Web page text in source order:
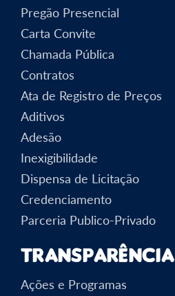
Pregão Presencial
Carta Convite
Chamada Pública
Contratos
Ata de Registro de Preços
Aditivos
Adesão
Inexigibilidade
Dispensa de Licitação
Credenciamento
Parceria Publico-Privado
Transparência
Ações e Programas